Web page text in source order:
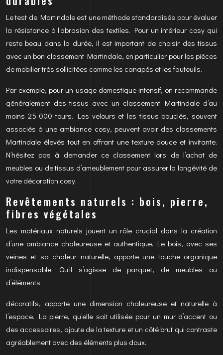
Le test de Martindale est une méthode standardisée pour évaluer
la résistance à l’abrasion des textiles. Pour un intérieur cosy qui
reste beau dans la durée, il est important de choisir des tissus
avec un bon classement Martindale, en particulier pour les pièces
de mobilier très sollicitées comme les canapés et les fauteuils.
Par exemple, pour un usage domestique intensif, on recommande
généralement des tissus avec un classement Martindale d’au
moins 25 000 tours. Les velours et les tissus bouclés, souvent
associés à une ambiance cosy, peuvent avoir des classements
Martindale élevés tout en offrant une texture douce et invitante.
N’hésitez pas à demander ce classement lors de l’achat de
meubles ou de tissus d’ameublement pour assurer la longévité de
votre décoration cosy.
Revêtements naturels : bois, pierre,
fibres végétales
Les matériaux naturels jouent un rôle crucial dans la création
d’une ambiance chaleureuse et authentique. Le bois, avec ses
veines et sa chaleur naturelle, apporte une touche organique
indispensable. Qu’il s’agisse de parquet, de meubles ou
d’éléments
décoratifs, apporte une dimension chaleureuse et naturelle à
l’espace. La pierre, qu’elle soit utilisée pour un mur d’accent ou
des accessoires, ajoute de la texture et un côté brut qui contraste
agréablement avec des éléments plus doux.